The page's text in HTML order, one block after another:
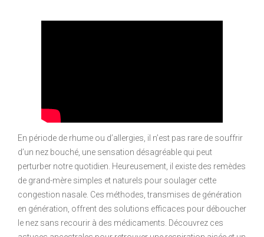
En période de rhume ou d’allergies, il n’est pas rare de souffrir
d’un nez bouché, une sensation désagréable qui peut
perturber notre quotidien. Heureusement, il existe des remèdes
de grand-mère simples et naturels pour soulager cette
congestion nasale. Ces méthodes, transmises de génération
en génération, offrent des solutions efficaces pour déboucher
le nez sans recourir à des médicaments. Découvrez ces